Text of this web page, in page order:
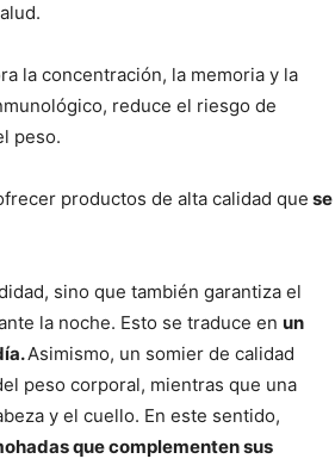
la concentración, la memoria y la
reduce el riesgo de
peso.
productos de alta calidad que se
sino que también garantiza el
la noche. Esto se traduce en un
Asimismo, un somier de calidad
peso corporal, mientras que una
y el cuello. En este sentido,
que complementen sus